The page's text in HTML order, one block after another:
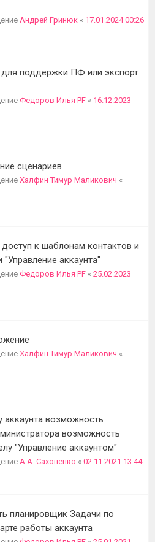
Андрей Гринюк « 17.01.2024 00:26
поддержки ПФ или экспорт
Федоров Илья PF « 16.12.2023
сценариев
Халфин Тимур Маликович «
к шаблонам контактов и
"Управление аккаунта"
Федоров Илья PF « 25.02.2023
Халфин Тимур Маликович «
аккаунта возможность
возможность
"Управление аккаунтом"
А.А. Сахоненко « 02.11.2021 13:44
планировщик Задачи по
работы аккаунта